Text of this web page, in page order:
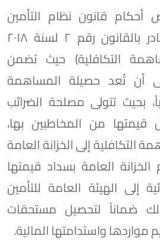
أحكام قانون نظام التأمين
الصحي الشامل الصادر بالقانون رقم ٢ لسنة ٢٠١٨
التكافلية) حيث تضمن
أن تُعد حصيلة المساهمة
بحيث تتولى مصلحة الضرائب
من المخاطبين بها،
التكافلية إلى الخزانة العامة
الخزانة العامة بسداد قيمتها
إلى الهيئة العامة للتأمين
ضماناً لتحصيل مستحقات
مواردها واستدامتها المالية.